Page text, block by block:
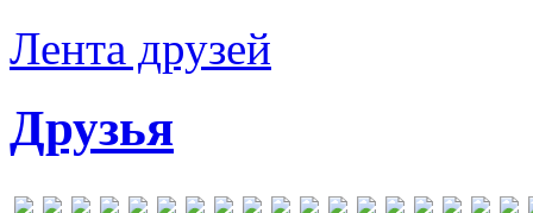
Лента друзей
Друзья